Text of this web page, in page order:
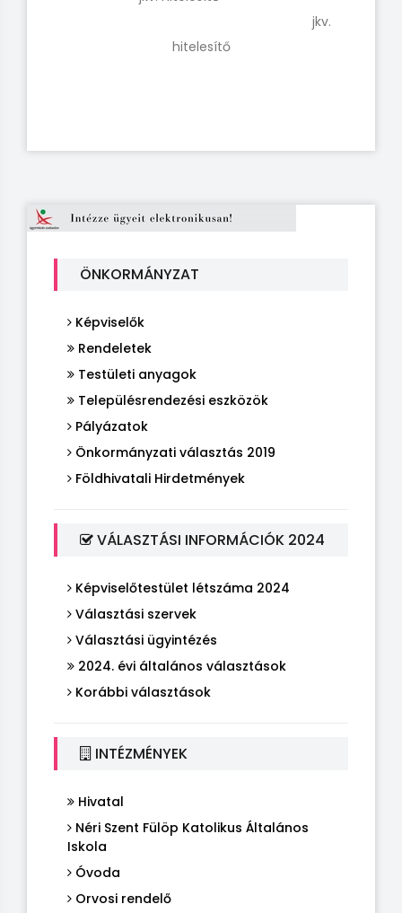
ÖNKORMÁNYZAT
Képviselők
Rendeletek
Testületi anyagok
Településrendezési eszközök
Pályázatok
Önkormányzati választás 2019
Földhivatali Hirdetmények
VÁLASZTÁSI INFORMÁCIÓK 2024
Képviselőtestület létszáma 2024
Választási szervek
Választási ügyintézés
2024. évi általános választások
Korábbi választások
INTÉZMÉNYEK
Hivatal
Néri Szent Fülöp Katolikus Általános
Iskola
Óvoda
Orvosi rendelő
jkv.
hitelesítő